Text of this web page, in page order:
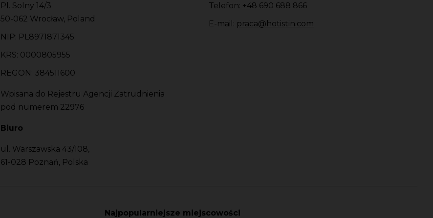
Pl. Solny 14/3
50-062 Wrocław, Poland
NIP: PL8971871345
KRS: 0000805955
REGON: 384511600
Wpisana do Rejestru Agencji Zatrudnienia
pod numerem 22976
Biuro
ul. Warszawska 43/108,
61-028 Poznań, Polska
Telefon: +48 690 688 866
E-mail: praca@hotistin.com
Najpopularniejsze miejscowości